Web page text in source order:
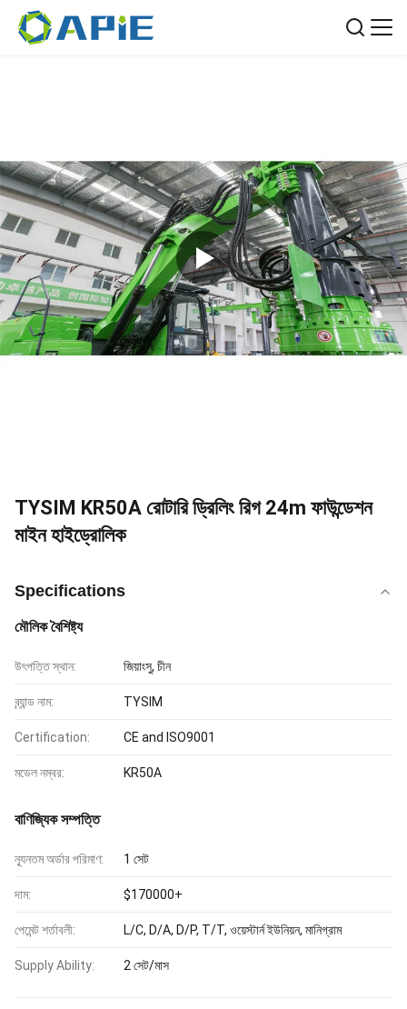
TYSIM KR50A রোটারি ড্রিলিং রিগ 24m ফাউন্ডেশন
মাইন হাইড্রোলিক
Specifications
মৌলিক বৈশিষ্ট্য
উৎপত্তি স্থান: জিয়াংসু, চীন
ব্র্যান্ড নাম: TYSIM
Certification: CE and ISO9001
মডেল নম্বর: KR50A
বাণিজ্যিক সম্পত্তি
ন্যূনতম অর্ডার পরিমাণ: 1 সেট
দাম: $170000+
পেমেন্ট শর্তাবলী: L/C, D/A, D/P, T/T, ওয়েস্টার্ন ইউনিয়ন, মানিগ্রাম
Supply Ability: 2 সেট/মাস